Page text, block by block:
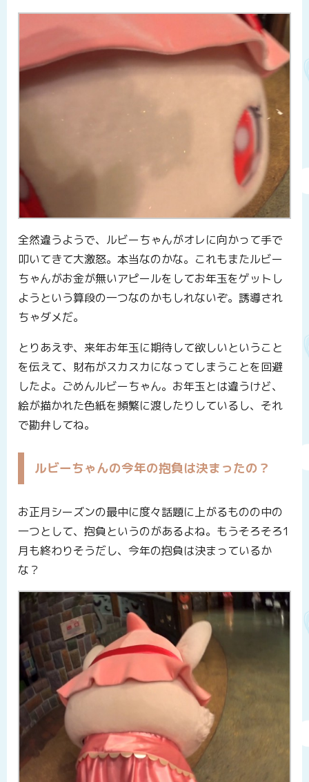
全然違うようで、ルビーちゃんがオレに向かって手で
叩いてきて大激怒。本当なのかな。これもまたルビー
ちゃんがお金が無いアピールをしてお年玉をゲットし
ようという算段の一つなのかもしれないぞ。誘導され
ちゃダメだ。
とりあえず、来年お年玉に期待して欲しいということ
を伝えて、財布がスカスカになってしまうことを回避
したよ。ごめんルビーちゃん。お年玉とは違うけど、
絵が描かれた色紙を頻繁に渡したりしているし、それ
で勘弁してね。
ルビーちゃんの今年の抱負は決まったの？
お正月シーズンの最中に度々話題に上がるものの中の
一つとして、抱負というのがあるよね。もうそろそろ1
月も終わりそうだし、今年の抱負は決まっているか
な？